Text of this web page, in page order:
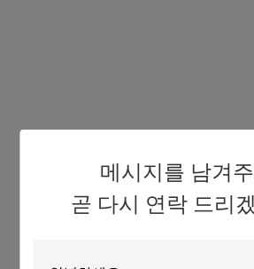
메시지를 남겨
곧 다시 연락 드리